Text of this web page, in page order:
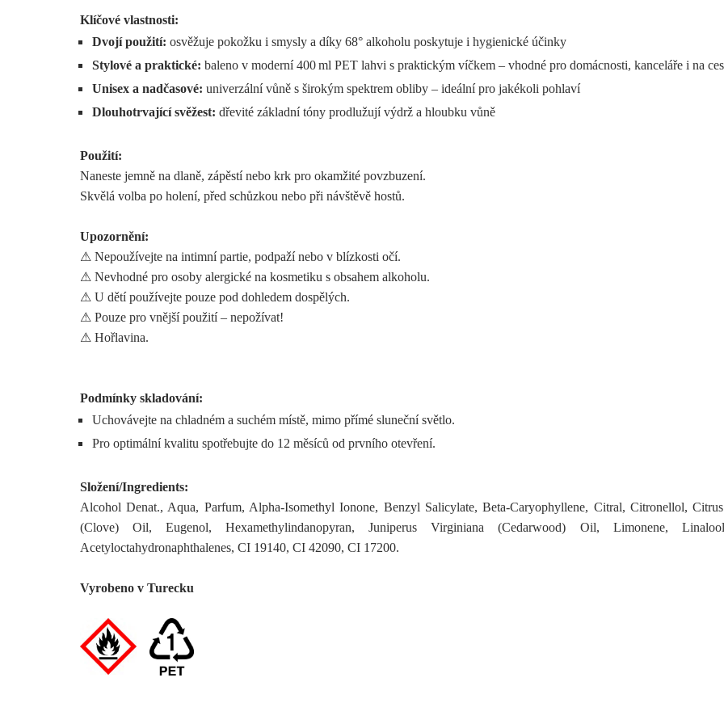
Klíčové vlastnosti:
Dvojí použití: osvěžuje pokožku i smysly a díky 68° alkoholu poskytuje i hygienické účinky
Stylové a praktické: baleno v moderní 400 ml PET lahvi s praktickým víčkem – vhodné pro domácnosti, kanceláře i na
Unisex a nadčasové: univerzální vůně s širokým spektrem obliby – ideální pro jakékoli pohlaví
Dlouhotrvající svěžest: dřevité základní tóny prodlužují výdrž a hloubku vůně
Použití:
Naneste jemně na dlaně, zápěstí nebo krk pro okamžité povzbuzení.
Skvělá volba po holení, před schůzkou nebo při návštěvě hostů.
Upozornění:
⚠ Nepoužívejte na intimní partie, podpaží nebo v blízkosti očí.
⚠ Nevhodné pro osoby alergické na kosmetiku s obsahem alkoholu.
⚠ U dětí používejte pouze pod dohledem dospělých.
⚠ Pouze pro vnější použití – nepožívat!
⚠ Hořlavina.
Podmínky skladování:
Uchovávejte na chladném a suchém místě, mimo přímé sluneční světlo.
Pro optimální kvalitu spotřebujte do 12 měsíců od prvního otevření.
Složení/Ingredients:
Alcohol Denat., Aqua, Parfum, Alpha-Isomethyl Ionone, Benzyl Salicylate, Beta-Caryophyllene, Citral, Citronellol,
(Clove) Oil, Eugenol, Hexamethylindanopyran, Juniperus Virginiana (Cedarwood) Oil, Limonene,
Acetyloctahydronaphthalenes, CI 19140, CI 42090, CI 17200.
Vyrobeno v Turecku